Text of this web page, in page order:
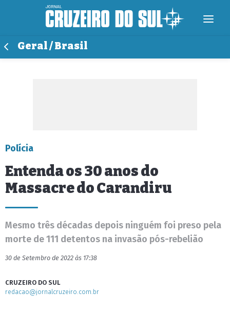
Geral / Brasil
Polícia
Entenda os 30 anos do
Massacre do Carandiru
Mesmo três décadas depois ninguém foi preso pela
morte de 111 detentos na invasão pós-rebelião
30 de Setembro de 2022 às 17:38
CRUZEIRO DO SUL
redacao@jornalcruzeiro.com.br